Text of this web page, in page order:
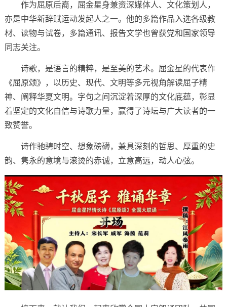
作为屈原后裔，屈金星身兼资深媒体人、文化策划人，
亦是中华新辞赋运动发起人之一。他的多篇作品入选各级教
材、读物与试卷，多篇通讯、报告文学也曾获党和国家领导
同志关注。
诗歌，是语言的精粹，是至美的艺术。屈金星的代表作
《屈原颂》，以历史、现代、文明等多元视角解读屈子精
神、阐释华夏文明。字句之间沉淀着深厚的文化底蕴，彰显
着坚定的文化自信与诗歌力量，赢得了诗坛与广大读者的一
致赞誉。
诗作驰骋时空、想象磅礴，兼具深刻的哲思、厚重的史
韵、隽永的意境与滚烫的赤诚，立意高远，动人心弦。